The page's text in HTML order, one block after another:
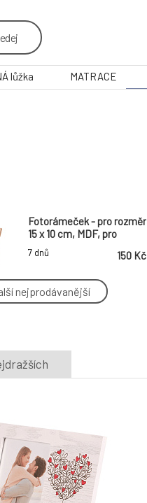
lůžka MATRACE
Fotorámeček - pro rozměr
15 x 10 cm, MDF, pro
tatínka
7 dnů 150 Kč
Fotorámeček - pro rozměr
nejprodávanější